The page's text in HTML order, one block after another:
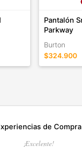
Pantalón
Parkway
Burton
$324.900
de Compra
¡Excelente!